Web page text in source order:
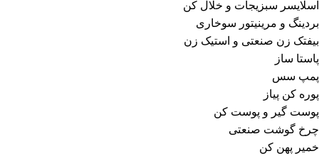
اسلایسر سبزیجات و خلال کن
بردینگ و مرینیتور سوخاری
بیفتک زن صنعتی و استیک زن
پاستا ساز
پمپ سس
پوره کن پیاز
پوست گیر و پوست کن
چرخ گوشت صنعتی
خمیر پهن کن